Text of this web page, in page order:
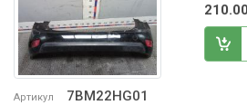
Артикул 7BM22HG01